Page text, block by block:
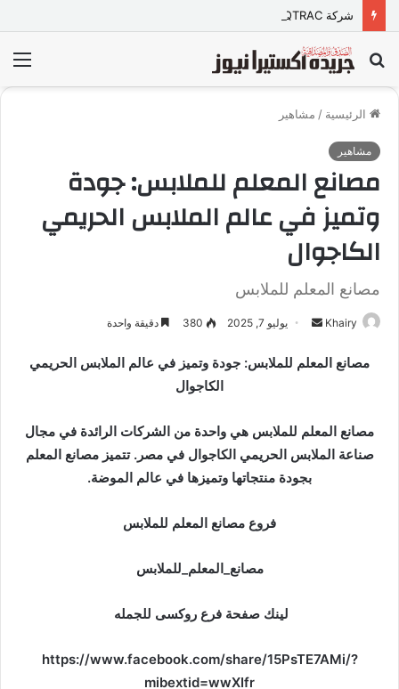
بحث
عن
الرئيسية / مشاهير
مشاهير
مصانع المعلم للملابس: جودة
وتميز في عالم الملابس الحريمي
الكاجوال
مصانع المعلم للملابس
Khairy
س
ر
ي
ي
يوليو 7, 2025 380 دقيقة واحدة
مصانع المعلم للملابس: جودة وتميز في عالم الملابس الحريمي
الكاجوال
مصانع المعلم للملابس هي واحدة من الشركات الرائدة في مجال
صناعة الملابس الحريمي الكاجوال في مصر. تتميز مصانع المعلم
بجودة منتجاتها وتميزها في عالم الموضة.
فروع مصانع المعلم للملابس
مصانع_المعلم_للملابس
لينك صفحة فرع روكسى للجمله
https://www.facebook.com/share/15PsTE7AMi/?
mibextid=wwXIfr